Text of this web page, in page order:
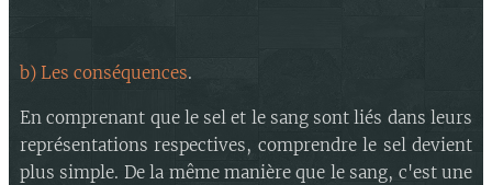
b) Les conséquences.
En comprenant que le sel et le sang sont liés dans leurs
représentations respectives, comprendre le sel devient
plus simple. De la même manière que le sang, c'est une